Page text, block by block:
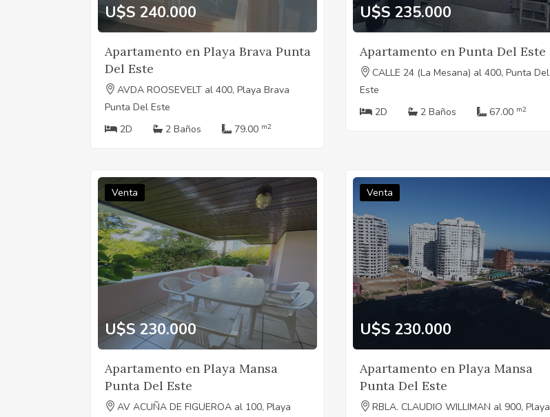
U$S 240.000
Apartamento en Playa Brava Punta
Del Este
AVDA ROOSEVELT al 400, Playa Brava
Punta Del Este
2D
2 Baños 79.00 m2
U$S 235.000
Apartamento en Punta Del Este
CALLE 24 (La Mesana) al 400, Punta Del
Este
2D
2 Baños 67.00 m2
Venta
U$S 230.000
Apartamento en Playa Mansa
Punta Del Este
AV ACUÑA DE FIGUEROA al 100, Playa
Venta
U$S 230.000
Apartamento en Playa Mansa
Punta Del Este
RBLA. CLAUDIO WILLIMAN al 900, Playa